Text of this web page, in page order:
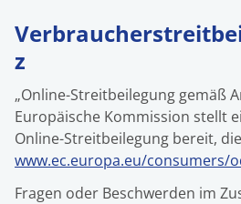
z
„Online-Streitbeilegung gemäß
Europäische Kommission stellt
Online-Streitbeilegung bereit,
www.ec.europa.eu/consumers/
Fragen oder Beschwerden im